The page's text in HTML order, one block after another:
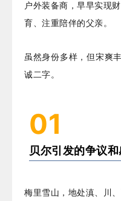
户外装备商，早早实现
育、注重陪伴的父亲。
虽然身份多样，但宋爽
诚二字。
01
贝尔引发的争议
梅里雪山，地处滇、川